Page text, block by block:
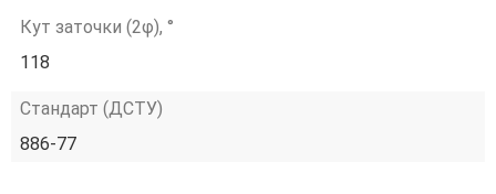
Кут заточки (2φ), °
118
Стандарт (ДСТУ)
886-77